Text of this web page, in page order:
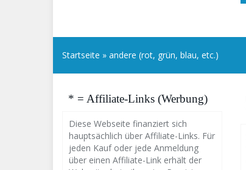
Startseite » andere (rot, grün, blau, etc.)
* = Affiliate-Links (Werbung)
Diese Webseite finanziert sich
hauptsächlich über Affiliate-Links. Für
jeden Kauf oder jede Anmeldung
über einen Affiliate-Link erhält der